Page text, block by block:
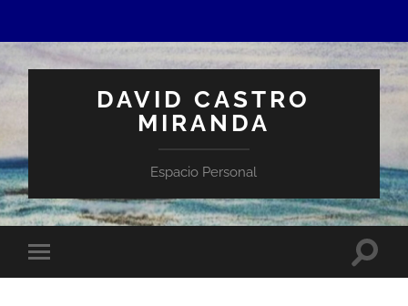
DAVID CASTRO
MIRANDA
Espacio Personal
Alternar
el